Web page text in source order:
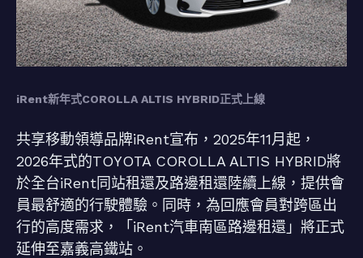
iRent新年式COROLLA ALTIS HYBRID正式上線
共享移動領導品牌iRent宣布，2025年11月起，
2026年式的TOYOTA COROLLA ALTIS HYBRID將
於全台iRent同站租還及路邊租還陸續上線，提供會
員最舒適的行駛體驗。同時，為回應會員對跨區出
行的高度需求，「iRent汽車南區路邊租還」將正式
延伸至嘉義高鐵站。